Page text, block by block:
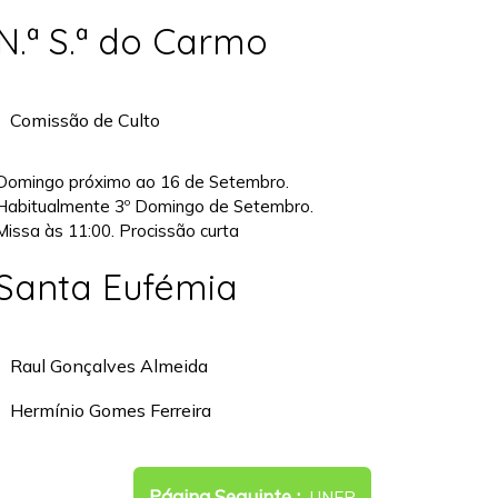
S.ª do Carmo
Comissão de Culto
próximo ao 16 de Setembro.
3º Domingo de Setembro.
às 11:00. Procissão curta
Eufémia
Raul Gonçalves Almeida
Hermínio Gomes Ferreira
Newer